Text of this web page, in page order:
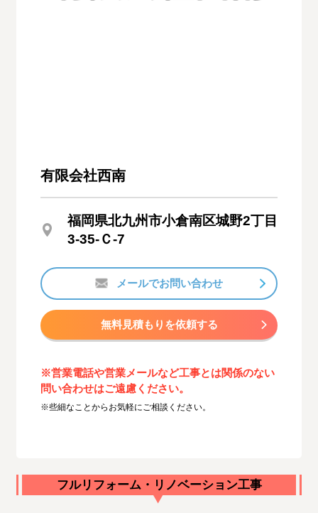
有限会社西南
福岡県北九州市小倉南区城野2丁目
3-35-Ｃ-7
メールでお問い合わせ
無料見積もりを依頼する
※営業電話や営業メールなど工事とは関係のない
問い合わせはご遠慮ください。
※些細なことからお気軽にご相談ください。
フルリフォーム・リノベーション工事